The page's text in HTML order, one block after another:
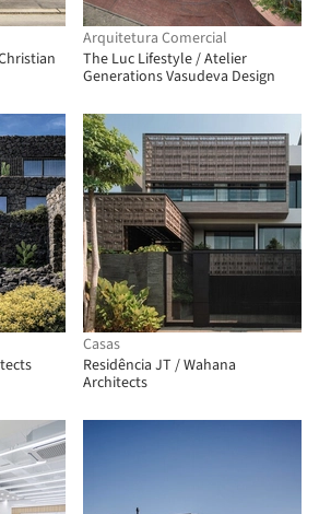
Arquitetura Comercial
The Luc Lifestyle / Atelier
Generations Vasudeva Design
Casas
Residência JT / Wahana
Architects